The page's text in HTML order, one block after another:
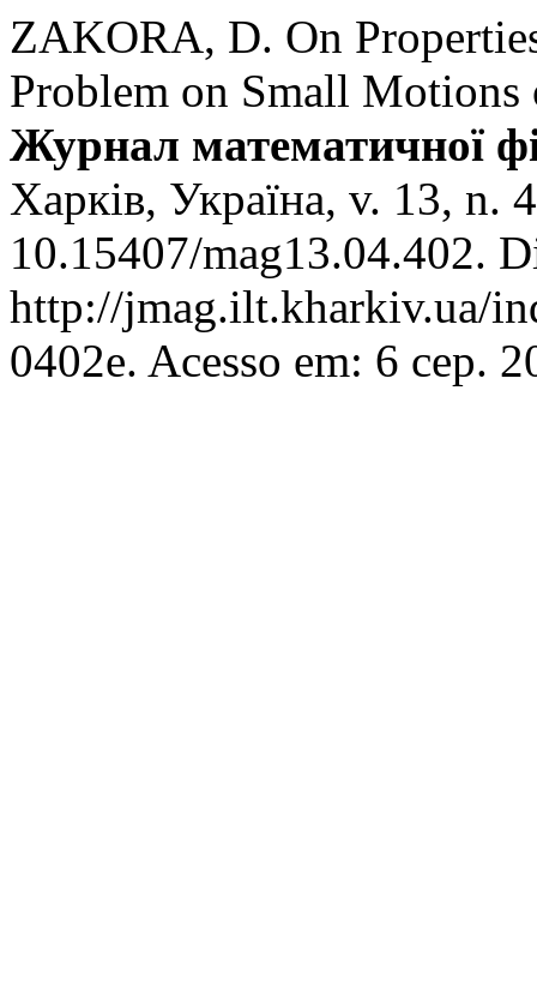
ZAKORA, D. On
Problem on Small
Журнал математичної
Харків, Україна, v. 13,
10.15407/mag13.04.402.
http://jmag.ilt.kharkiv.ua/
0402e. Acesso em: 6 сер.